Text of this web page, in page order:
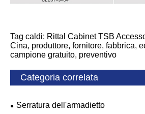
Tag caldi: Rittal Cabinet TSB
Cina, produttore, fornitore, fabbrica,
campione gratuito, preventivo
Categoria correlata
Serratura dell'armadietto